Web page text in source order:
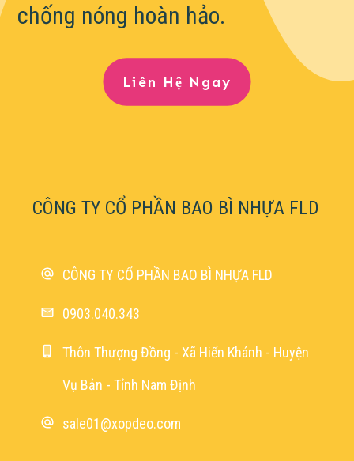
chống nóng hoàn hảo.
Liên Hệ Ngay
CÔNG TY CỔ PHẦN BAO BÌ NHỰA FLD
CÔNG TY CỔ PHẦN BAO BÌ NHỰA FLD
0903.040.343
Thôn Thượng Đồng - Xã Hiển Khánh - Huyện
Vụ Bản - Tỉnh Nam Định
sale01@xopdeo.com